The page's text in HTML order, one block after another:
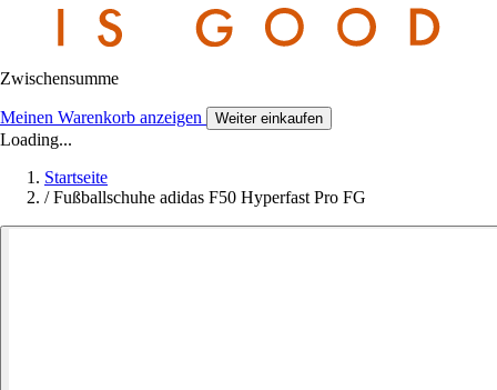
Zwischensumme
Meinen Warenkorb anzeigen Weiter einkaufen
Loading...
Startseite
/ Fußballschuhe adidas F50 Hyperfast Pro FG